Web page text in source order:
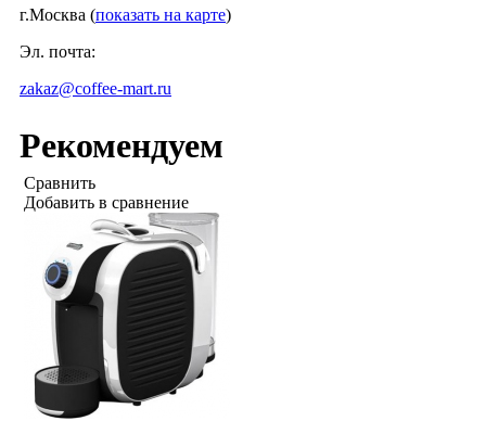
г.Москва (показать на карте)
Эл. почта:
zakaz@coffee-mart.ru
Рекомендуем
Сравнить
Добавить в сравнение